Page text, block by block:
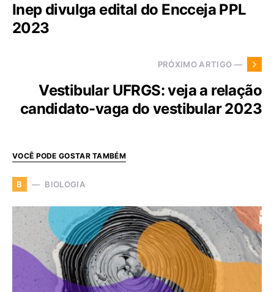
Inep divulga edital do Encceja PPL
2023
PRÓXIMO ARTIGO —
Vestibular UFRGS: veja a relação
candidato-vaga do vestibular 2023
VOCÊ PODE GOSTAR TAMBÉM
B BIOLOGIA